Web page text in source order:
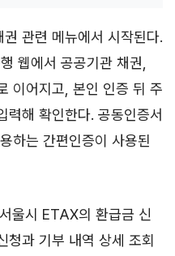
관련 메뉴에서 시작된다.
웹에서 공공기관 채권,
이어지고, 본인 인증 뒤 주
력해 확인한다. 공동인증서
하는 간편인증이 사용된
울시 ETAX의 환급금 신
청과 기부 내역 상세 조회